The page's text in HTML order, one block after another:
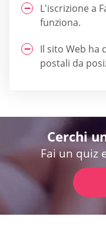
L'iscrizione a
funziona.
Il sito Web ha
postali da
Cerchi
Fai un quiz